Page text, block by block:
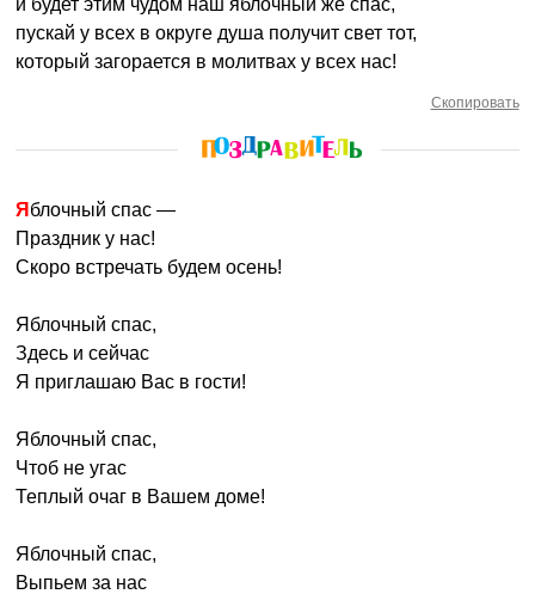
и будет этим чудом наш яблочный же спас,
пускай у всех в округе душа получит свет тот,
который загорается в молитвах у всех нас!
Скопировать
Яблочный спас —
Праздник у нас!
Скоро встречать будем осень!
Яблочный спас,
Здесь и сейчас
Я приглашаю Вас в гости!
Яблочный спас,
Чтоб не угас
Теплый очаг в Вашем доме!
Яблочный спас,
Выпьем за нас